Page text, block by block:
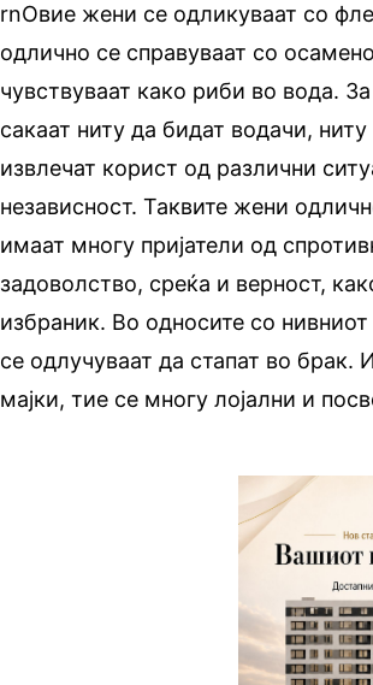
rnОвие жени се одликуваат со
одлично се справуваат со
чувствуваат како риби во вода.
сакаат ниту да бидат водачи,
извлечат корист од различни
независност. Таквите жени
имаат многу пријатели од
задоволство, среќа и верност,
избраник. Во односите со
се одлучуваат да стапат во брак.
мајки, тие се многу лојални и